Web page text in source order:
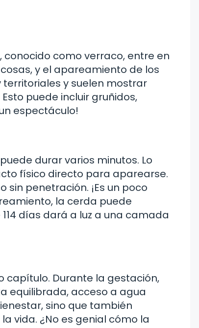
como verraco, entre en
y el apareamiento de los
territoriales y suelen mostrar
puede incluir gruñidos,
espectáculo!
durar varios minutos. Lo
físico directo para aparearse.
penetración. ¡Es un poco
la cerda puede
días dará a luz a una camada
capítulo. Durante la gestación,
equilibrada, acceso a agua
sino que también
vida. ¿No es genial cómo la